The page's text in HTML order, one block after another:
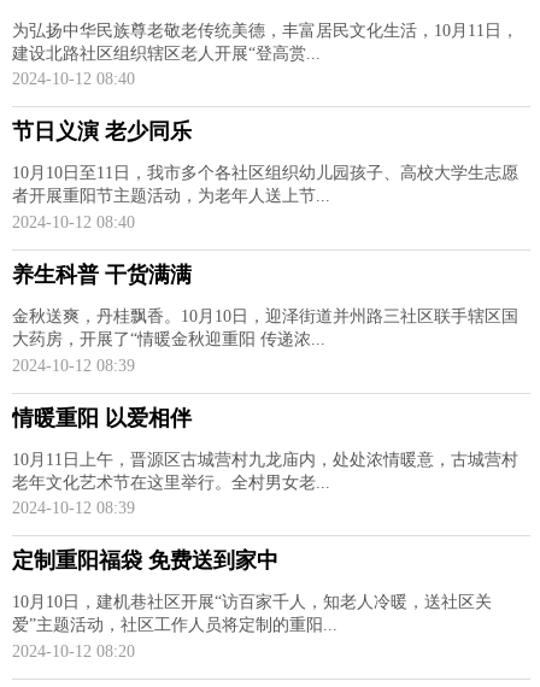
为弘扬中华民族尊老敬老传统美德，丰富居民文化生活，10月11日，
建设北路社区组织辖区老人开展“登高赏...
2024-10-12 08:40
节日义演 老少同乐
10月10日至11日，我市多个各社区组织幼儿园孩子、高校大学生志愿
者开展重阳节主题活动，为老年人送上节...
2024-10-12 08:40
养生科普 干货满满
金秋送爽，丹桂飘香。10月10日，迎泽街道并州路三社区联手辖区国
大药房，开展了“情暖金秋迎重阳 传递浓...
2024-10-12 08:39
情暖重阳 以爱相伴
10月11日上午，晋源区古城营村九龙庙内，处处浓情暖意，古城营村
老年文化艺术节在这里举行。全村男女老...
2024-10-12 08:39
定制重阳福袋 免费送到家中
10月10日，建机巷社区开展“访百家千人，知老人冷暖，送社区关
爱”主题活动，社区工作人员将定制的重阳...
2024-10-12 08:20